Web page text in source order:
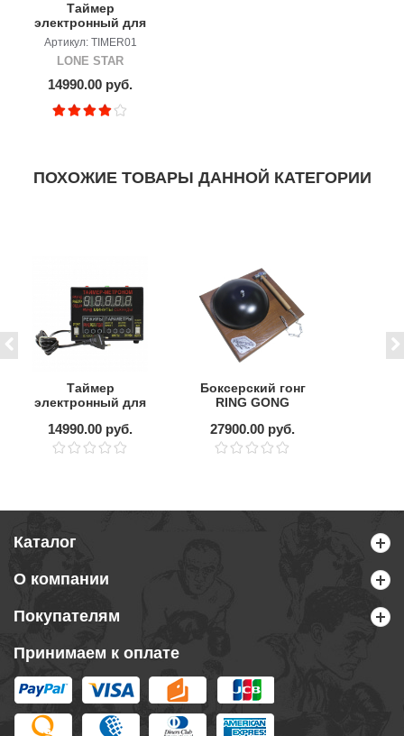
Таймер
электронный для
зала
Артикул: TIMER01
LONE STAR
14990.00 руб.
ПОХОЖИЕ ТОВАРЫ ДАННОЙ КАТЕГОРИИ
Таймер
электронный для
14990.00 руб.
Боксерский гонг
RING GONG
27900.00 руб.
Каталог
О компании
Покупателям
Принимаем к оплате